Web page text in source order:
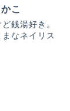
こ
銭湯好き。
なネイリス